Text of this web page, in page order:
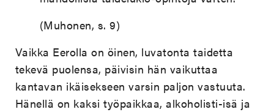
(Muhonen, s. 9)
Vaikka Eerolla on öinen, luvatonta taidetta
tekevä puolensa, päivisin hän vaikuttaa
kantavan ikäisekseen varsin paljon vastuuta.
Hänellä on kaksi työpaikkaa, alkoholisti-isä ja